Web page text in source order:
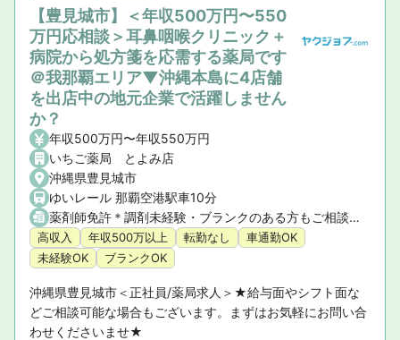
【豊見城市】＜年収500万円〜550
万円応相談＞耳鼻咽喉クリニック＋
病院から処方箋を応需する薬局です
＠我那覇エリア▼沖縄本島に4店舗
を出店中の地元企業で活躍しません
か？
年収500万円〜年収550万円
いちご薬局 とよみ店
沖縄県豊見城市
ゆいレール 那覇空港駅車10分
薬剤師免許＊調剤未経験・ブランクのある方もご相談ください
高収入 年収500万以上 転勤なし
車通勤OK
未経験OK
ブランクOK
沖縄県豊見城市＜正社員/薬局求人＞★給与面やシフト面な
どご相談可能な場合もございます。まずはお気軽にお問い合
わせくださいませ★